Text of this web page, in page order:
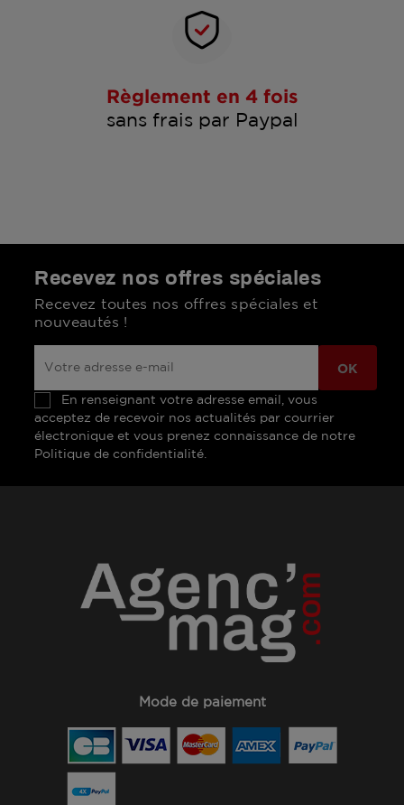
Règlement en 4 fois
sans frais par Paypal
Recevez nos offres spéciales
Recevez toutes nos offres spéciales et
nouveautés !
En renseignant votre adresse email, vous
acceptez de recevoir nos actualités par courrier
électronique et vous prenez connaissance de notre
Politique de confidentialité.
Mode de paiement